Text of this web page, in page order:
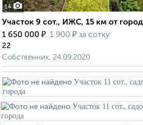
14
Участок 9 сот., ИЖС, 15 км от
1 650 000 ₽ 1 900 ₽ за сотку
22
Собственник, 24.09.2020